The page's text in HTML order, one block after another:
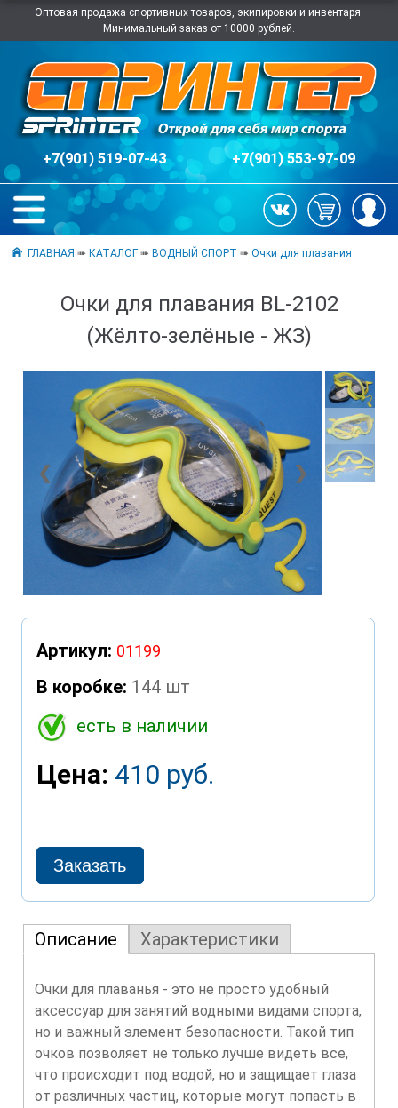
Оптовая продажа спортивных товаров, экипировки и инвентаря.
Минимальный заказ от 10000 рублей.
+7(901) 519-07-43 +7(901) 553-97-09
ГЛАВНАЯ ➠КАТАЛОГ ➠ВОДНЫЙ СПОРТ ➠Очки для плавания
Очки для плавания BL-2102
(Жёлто-зелёные - ЖЗ)
❮ ❯
Артикул: 01199
В коробке: 144 шт
есть в наличии
Цена: 410 руб.
Описание Характеристики
Очки для плаванья - это не просто удобный
аксессуар для занятий водными видами спорта,
но и важный элемент безопасности. Такой тип
очков позволяет не только лучше видеть все,
что происходит под водой, но и защищает глаза
от различных частиц, которые могут попасть в